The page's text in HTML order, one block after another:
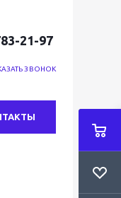
21-97
ЗВОНОК